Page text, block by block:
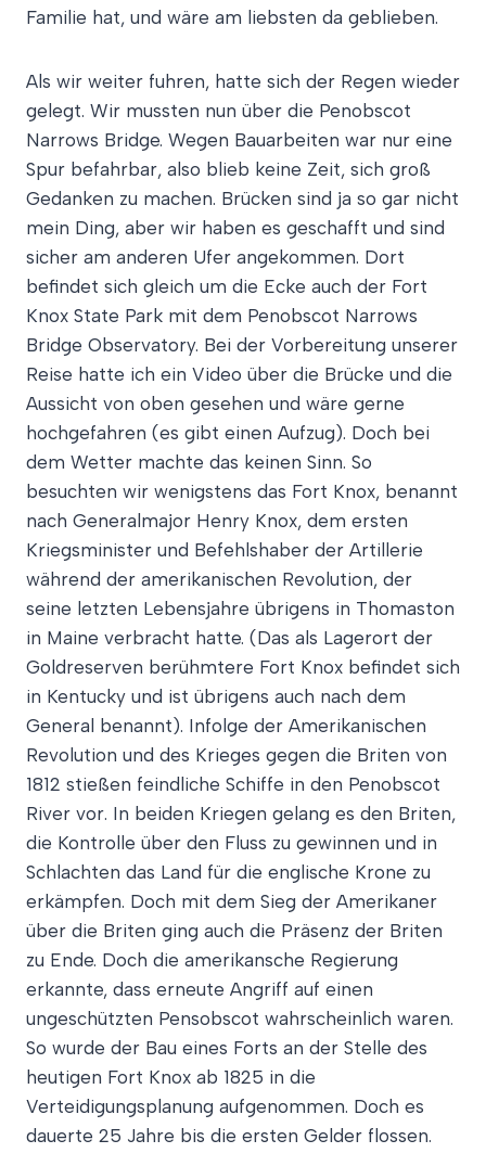
Familie hat, und wäre am liebsten da geblieben.
Als wir weiter fuhren, hatte sich der Regen wieder
gelegt. Wir mussten nun über die Penobscot
Narrows Bridge. Wegen Bauarbeiten war nur eine
Spur befahrbar, also blieb keine Zeit, sich groß
Gedanken zu machen. Brücken sind ja so gar nicht
mein Ding, aber wir haben es geschafft und sind
sicher am anderen Ufer angekommen. Dort
befindet sich gleich um die Ecke auch der Fort
Knox State Park mit dem Penobscot Narrows
Bridge Observatory. Bei der Vorbereitung unserer
Reise hatte ich ein Video über die Brücke und die
Aussicht von oben gesehen und wäre gerne
hochgefahren (es gibt einen Aufzug). Doch bei
dem Wetter machte das keinen Sinn. So
besuchten wir wenigstens das Fort Knox, benannt
nach Generalmajor Henry Knox, dem ersten
Kriegsminister und Befehlshaber der Artillerie
während der amerikanischen Revolution, der
seine letzten Lebensjahre übrigens in Thomaston
in Maine verbracht hatte. (Das als Lagerort der
Goldreserven berühmtere Fort Knox befindet sich
in Kentucky und ist übrigens auch nach dem
General benannt). Infolge der Amerikanischen
Revolution und des Krieges gegen die Briten von
1812 stießen feindliche Schiffe in den Penobscot
River vor. In beiden Kriegen gelang es den Briten,
die Kontrolle über den Fluss zu gewinnen und in
Schlachten das Land für die englische Krone zu
erkämpfen. Doch mit dem Sieg der Amerikaner
über die Briten ging auch die Präsenz der Briten
zu Ende. Doch die amerikansche Regierung
erkannte, dass erneute Angriff auf einen
ungeschützten Pensobscot wahrscheinlich waren.
So wurde der Bau eines Forts an der Stelle des
heutigen Fort Knox ab 1825 in die
Verteidigungsplanung aufgenommen. Doch es
dauerte 25 Jahre bis die ersten Gelder flossen.